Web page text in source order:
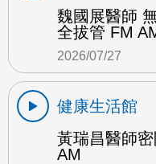
魏國展醫師
全拔管 FM
2026/07/27
健康生活館
黃瑞昌醫師
AM